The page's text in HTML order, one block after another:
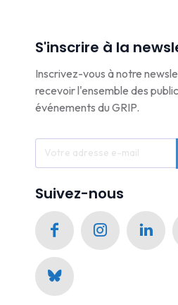
S'inscrire à la
Inscrivez-vous à notre
recevoir l'ensemble des
événements du GRIP.
Suivez-nous